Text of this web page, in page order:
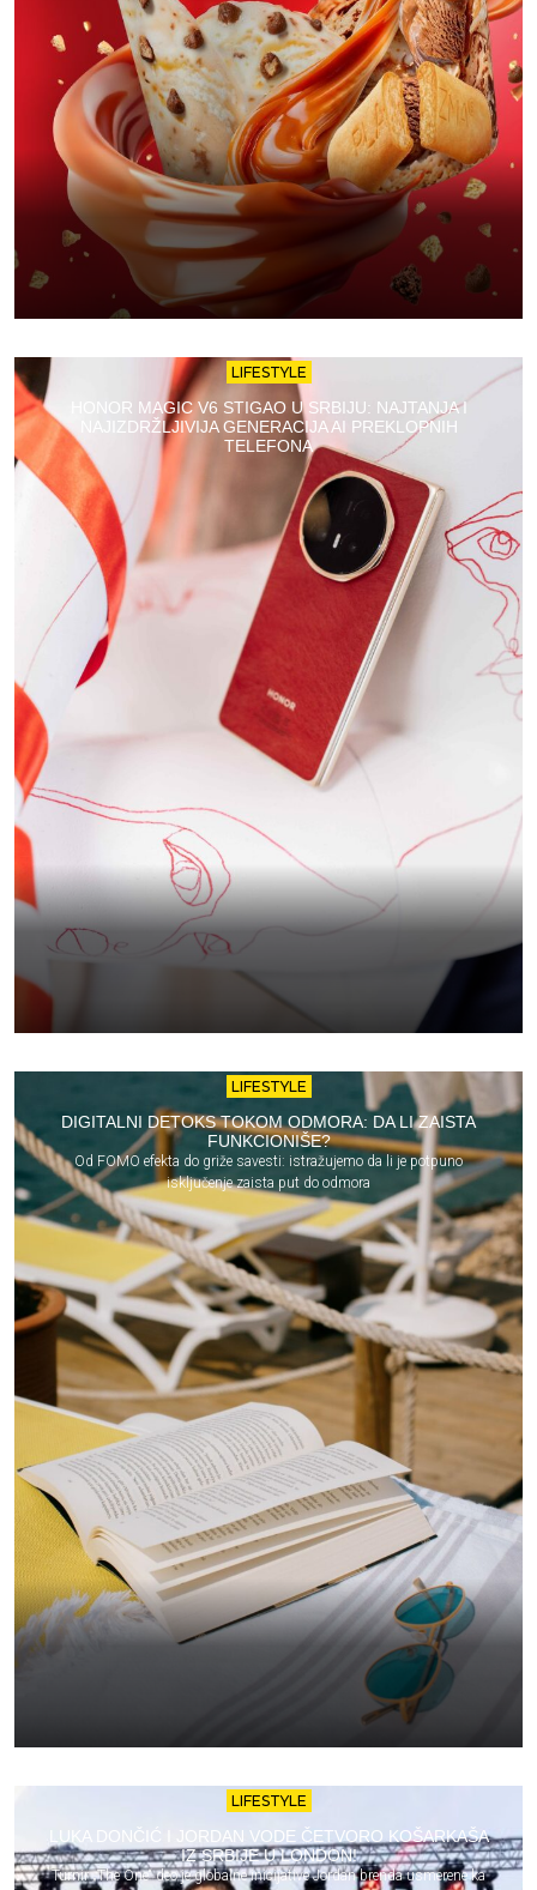
LIFESTYLE
HONOR MAGIC V6 STIGAO U SRBIJU: NAJTANJA I
NAJIZDRŽLJIVIJA GENERACIJA AI PREKLOPNIH
TELEFONA
LIFESTYLE
DIGITALNI DETOKS TOKOM ODMORA: DA LI ZAISTA
FUNKCIONIŠE?
Od FOMO efekta do griže savesti: istražujemo da li je potpuno
isključenje zaista put do odmora
LIFESTYLE
LUKA DONČIĆ I JORDAN VODE ČETVORO KOŠARKAŠA
IZ SRBIJE U LONDON!
Turnir „The One“ deo je globalne inicijative Jordan brenda usmerene ka